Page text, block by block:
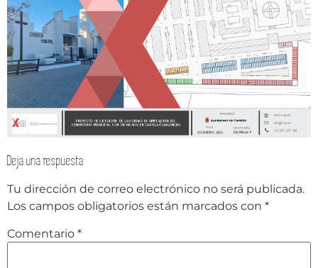
Deja una respuesta
Tu dirección de correo electrónico no será publicada.
Los campos obligatorios están marcados con *
Comentario *